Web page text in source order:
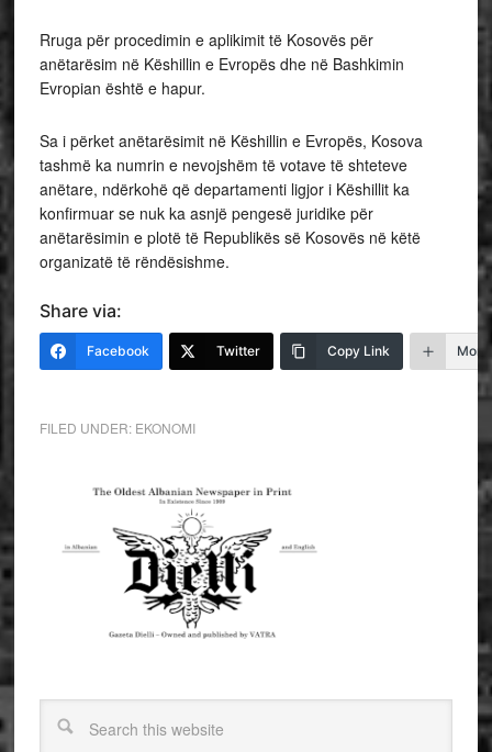
Rruga për procedimin e aplikimit të Kosovës për
anëtarësim në Këshillin e Evropës dhe në Bashkimin
Evropian është e hapur.
Sa i përket anëtarësimit në Këshillin e Evropës, Kosova
tashmë ka numrin e nevojshëm të votave të shteteve
anëtare, ndërkohë që departamenti ligjor i Këshillit ka
konfirmuar se nuk ka asnjë pengesë juridike për
anëtarësimin e plotë të Republikës së Kosovës në këtë
organizatë të rëndësishme.
Share via:
Facebook Twitter Copy Link More
FILED UNDER: EKONOMI